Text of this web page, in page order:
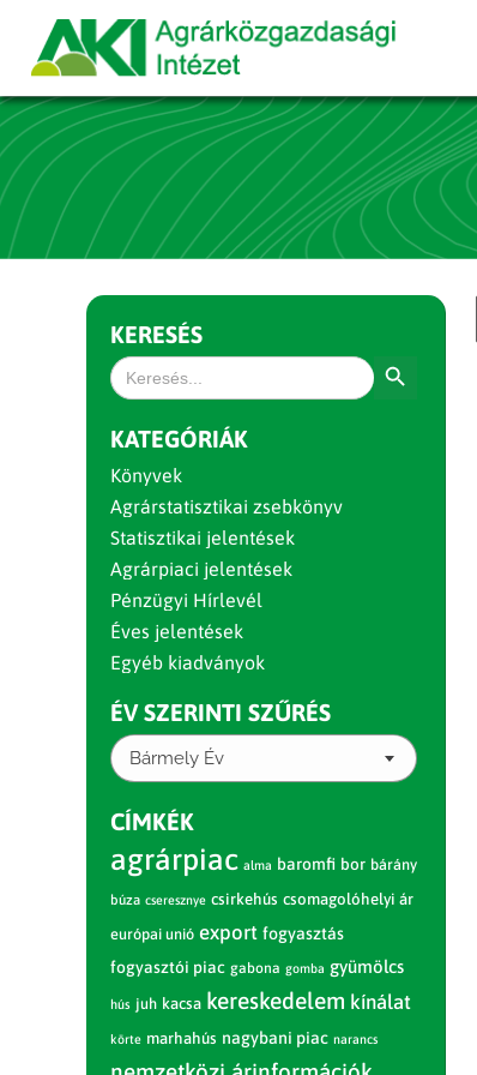
KERESÉS
Search
for:
KATEGÓRIÁK
Könyvek
Agrárstatisztikai zsebkönyv
Statisztikai jelentések
Agrárpiaci jelentések
Pénzügyi Hírlevél
Éves jelentések
Egyéb kiadványok
ÉV SZERINTI SZŰRÉS
Bármely Év
CÍMKÉK
agrárpiac alma baromfi bor bárány
búza cseresznye csirkehús csomagolóhelyi ár
európai unió export fogyasztás
fogyasztói piac gabona gomba gyümölcs
hús juh kacsa kereskedelem kínálat
körte marhahús nagybani piac narancs